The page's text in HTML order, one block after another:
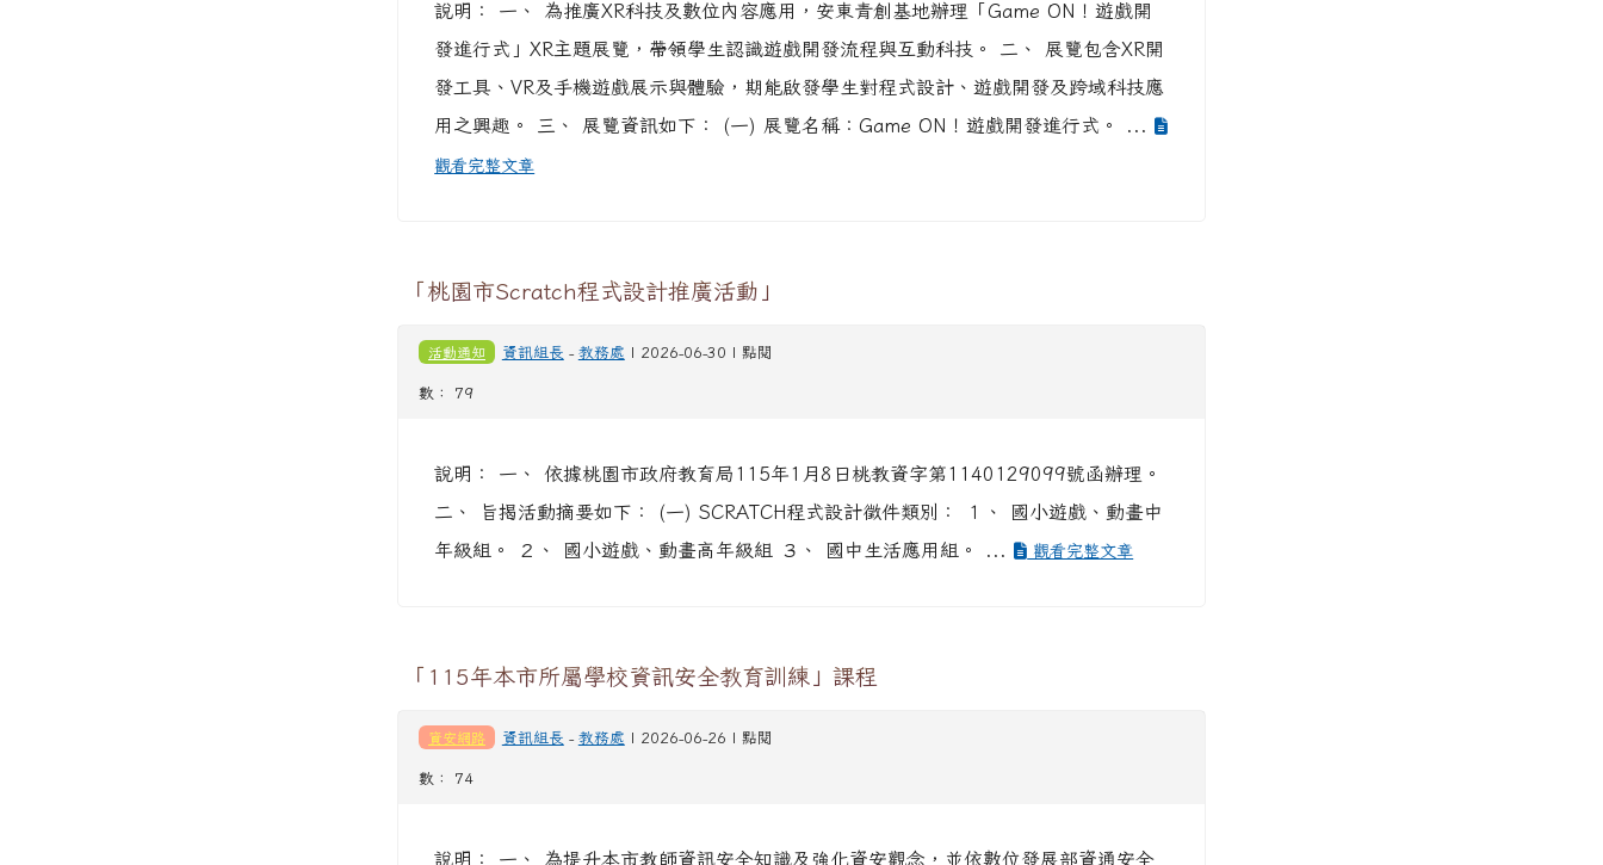
說明： 一、 為推廣XR科技及數位內容應用，安東青創基地辦理「Game ON！遊戲開
發進行式」XR主題展覽，帶領學生認識遊戲開發流程與互動科技。 二、 展覽包含XR開
發工具、VR及手機遊戲展示與體驗，期能啟發學生對程式設計、遊戲開發及跨域科技應
用之興趣。 三、 展覽資訊如下： (一) 展覽名稱：Game ON！遊戲開發進行式。 ...
觀看完整文章
「桃園市Scratch程式設計推廣活動」
活動通知 資訊組長 - 教務處 | 2026-06-30 | 點閱
數： 79
說明： 一、 依據桃園市政府教育局115年1月8日桃教資字第1140129099號函辦理。
二、 旨揭活動摘要如下： (一) SCRATCH程式設計徵件類別： １、 國小遊戲、動畫中
年級組。 ２、 國小遊戲、動畫高年級組 ３、 國中生活應用組。 ...
觀看完整文章
「115年本市所屬學校資訊安全教育訓練」課程
資安網路 資訊組長 - 教務處 | 2026-06-26 | 點閱
數： 74
說明： 一、 為提升本市教師資訊安全知識及強化資安觀念，並依數位發展部資通安全